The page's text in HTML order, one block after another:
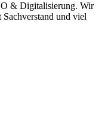
& Digitalisierung. Wir
und viel